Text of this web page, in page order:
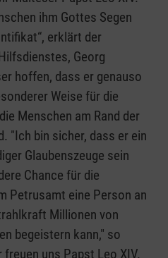
ihm Gottes Segen
erklärt der
Georg
hoffen, dass er genauso
Weise für die
Menschen am Rand der
"Ich bin sicher, dass er ein
Glaubenszeuge sein
Chance für die
Petrusamt eine Person an
Millionen von
begeistern kann," so
freuen uns Papst Leo XIV.